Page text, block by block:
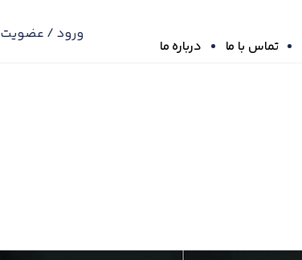
تماس با ما درباره ما
ورود / عضویت